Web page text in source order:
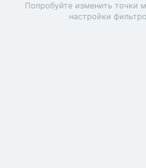
Попробуйте изменить точки
настройки